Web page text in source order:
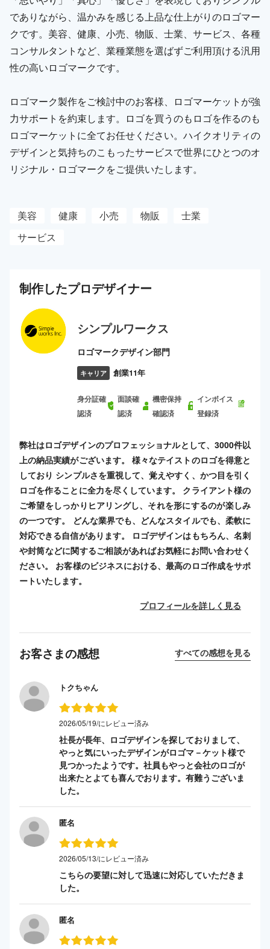
でありながら、温かみを感じる上品な仕上がりのロゴマー
クです。美容、健康、小売、物販、士業、サービス、各種
コンサルタントなど、業種業態を選ばずご利用頂ける汎用
性の高いロゴマークです。
ロゴマーク製作をご検討中のお客様、ロゴマーケットが強
力サポートを約束します。ロゴを買うのもロゴを作るのも
ロゴマーケットに全てお任せください。ハイクオリティの
デザインと気持ちのこもったサービスで世界にひとつのオ
リジナル・ロゴマークをご提供いたします。
美容 健康 小売 物販
士業
サービス
制作したプロデザイナー
シンプルワークス
ロゴマークデザイン部門
キャリア 創業11年
身分証確
認済
面談確
認済
機密保持
確認済
インボイス
登録済
弊社はロゴデザインのプロフェッショナルとして、3000件以
上の納品実績がございます。 様々なテイストのロゴを得意と
しており シンプルさを重視して、覚えやすく、かつ目を引く
ロゴを作ることに全力を尽くしています。 クライアント様の
ご希望をしっかりヒアリングし、それを形にするのが楽しみ
の一つです。 どんな業界でも、どんなスタイルでも、柔軟に
対応できる自信があります。 ロゴデザインはもちろん、名刺
や封筒などに関するご相談があればお気軽にお問い合わせく
ださい。 お客様のビジネスにおける、最高のロゴ作成をサポ
ートいたします。
プロフィールを詳しく見る
お客さまの感想 すべての感想を見る
トクちゃん
2026/05/19/にレビュー済み
社長が長年、ロゴデザインを探しておりまして、
やっと気にいったデザインがロゴマ－ケット様で
見つかったようです。社員もやっと会社のロゴが
出来たとよても喜んでおります。有難うございま
した。
匿名
2026/05/13/にレビュー済み
こちらの要望に対して迅速に対応していただきま
した。
匿名